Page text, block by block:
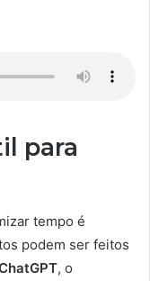
para
tempo é
podem ser feitos
, o